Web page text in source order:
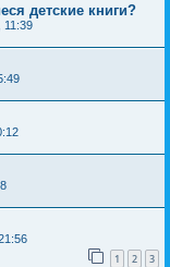
детские книги?
11:39
1 2 3